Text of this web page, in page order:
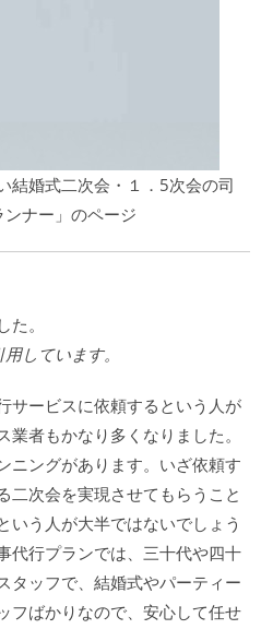
結婚式二次会・１．5次会の司
ナー」のページ
。
しています。
サービスに依頼するという人が
者もかなり多くなりました。
ニングがあります。いざ依頼す
二次会を実現させてもらうこと
いう人が大半ではないでしょう
代行プランでは、三十代や四十
タッフで、結婚式やパーティー
フばかりなので、安心して任せ